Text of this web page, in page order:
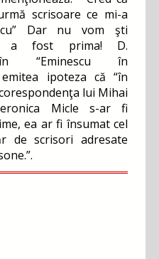
scrisoare ce mi-a
Dar nu vom şti
a fost prima! D.
în “Eminescu în
emitea ipoteza că “în
lui Mihai
Micle s-ar fi
ea ar fi însumat cel
de scrisori adresate